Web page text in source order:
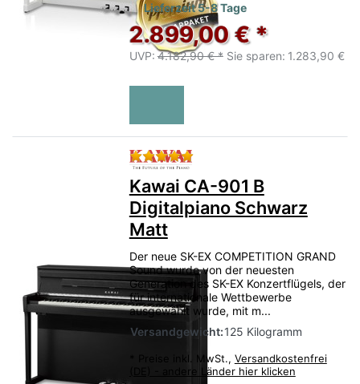
Lieferzeit 5-8 Tage
2.899,00 € *
UVP: 4.182,90 € * Sie sparen: 1.283,90 €
Bewertung: 5 von 5
Kawai CA-901 B
Digitalpiano Schwarz
Matt
Der neue SK-EX COMPETITION GRAND
Sound wurde von der neuesten
Generation des SK-EX Konzertflügels, der
für internationale Wettbewerbe
ausgewählt wurde, mit m...
Versandgewicht:125 Kilogramm
Preise inkl. MwSt., Versandkostenfrei
(DE) - andere Länder hier klicken